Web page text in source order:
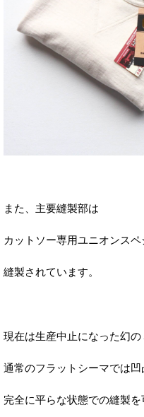
また、主要縫製部は
カットソー専用ユニオンス
縫製されています。
現在は生産中止になった幻の
通常のフラットシーマでは凹
完全に平らな状態での縫製を